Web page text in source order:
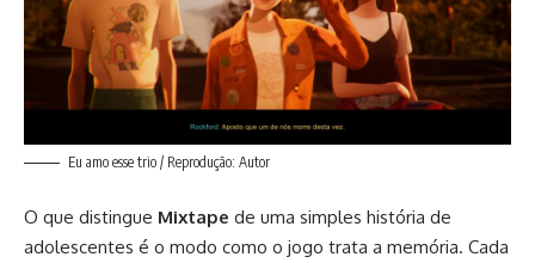
Eu amo esse trio / Reprodução: Autor
O que distingue Mixtape de uma simples história de
adolescentes é o modo como o jogo trata a memória. Cada